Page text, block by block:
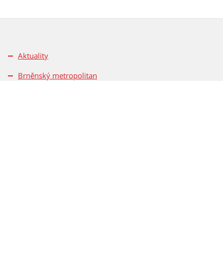
Aktuality
Brněnský metropolitan